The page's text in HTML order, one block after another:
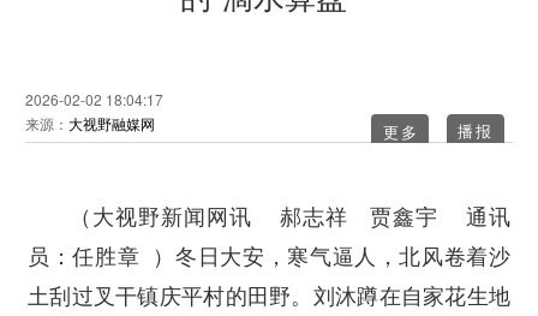
2026-02-02 18:04:17
来源： 大视野融媒网 更多
（大视野新闻网讯 郝志祥 贾鑫宇 通讯
员：任胜章 ）冬日大安，寒气逼人，北风卷着沙
土刮过叉干镇庆平村的田野。刘沐蹲在自家花生地